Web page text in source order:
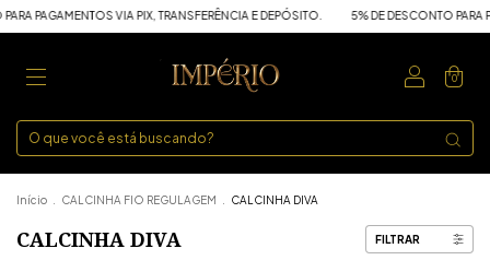
VIA PIX, TRANSFERÊNCIA E DEPÓSITO. 5% DE DESCONTO PARA PAGAMENTOS
0
Início CALCINHA FIO REGULAGEM CALCINHA DIVA
CALCINHA DIVA FILTRAR